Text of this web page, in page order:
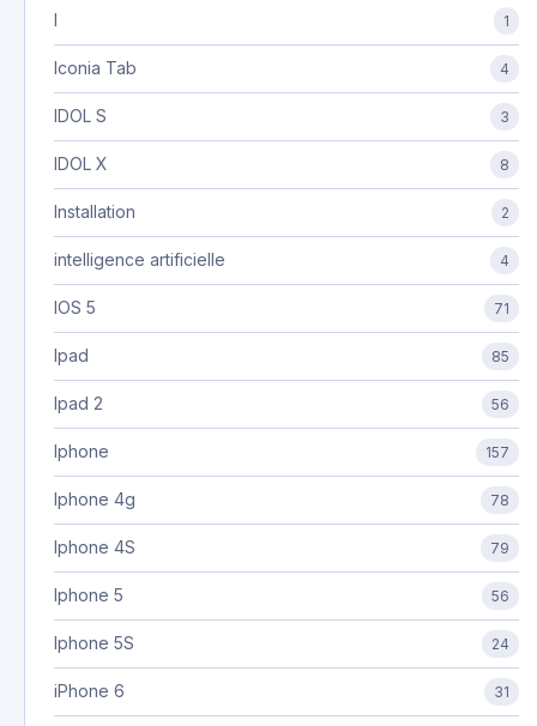
I 1
Iconia Tab 4
IDOL S 3
IDOL X 8
Installation 2
intelligence artificielle 4
IOS 5 71
Ipad 85
Ipad 2 56
Iphone 157
Iphone 4g 78
Iphone 4S 79
Iphone 5 56
Iphone 5S 24
iPhone 6 31